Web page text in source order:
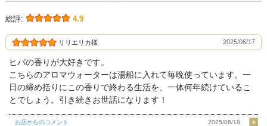
総評: 4.9
リリエリカ様 2025/06/17
ヒバの香りが大好きです。
こちらのアロマウォーターは湯船に入れて毎晩使っています。一
日の締め括りにこの香りで終わる生活を、一体何年続けているこ
とでしょう。引き続きお世話になります！
お店からのコメント 2025/06/18